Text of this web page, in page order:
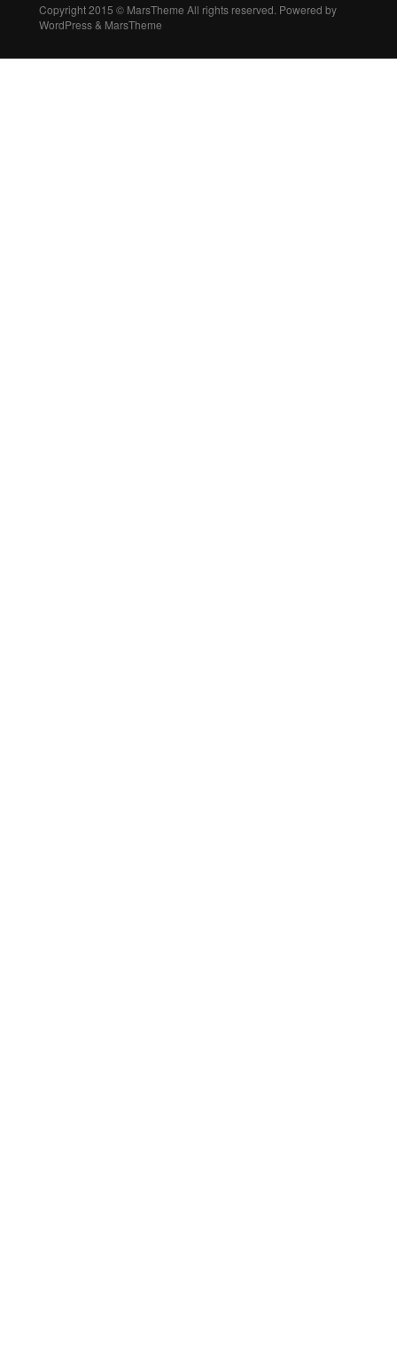
Copyright 2015 © MarsTheme All rights reserved. Powered by
WordPress & MarsTheme